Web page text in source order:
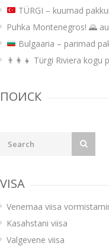
TÜRGI – kuumad
Puhka Montenegros! 🌄
Bulgaaria – parimad
👨‍👩‍👧 Türgi Riviera kogu
ПОИСК
VISA
Venemaa viisa
Kasahstani viisa
Valgevene viisa